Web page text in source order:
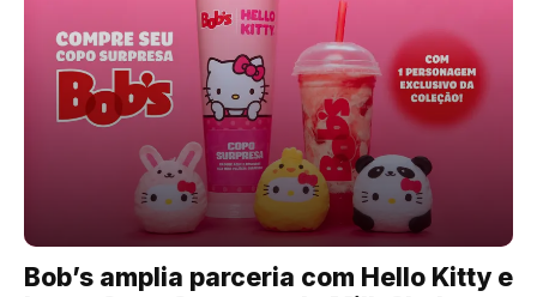
Bob’s amplia parceria com Hello Kitty e